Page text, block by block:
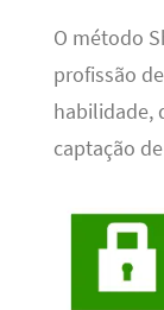
O método
profissão
habilidade,
captação